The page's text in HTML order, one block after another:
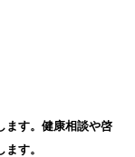
ます。健康相談や啓
す。